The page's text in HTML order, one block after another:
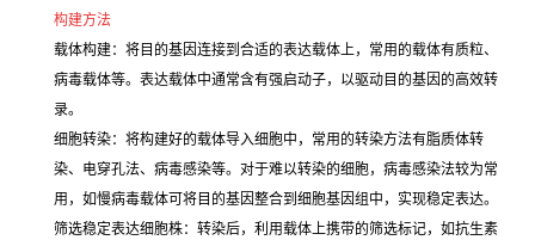
构建方法
载体构建：将目的基因连接到合适的表达载体上，常用的载体有质粒、
病毒载体等。表达载体中通常含有强启动子，以驱动目的基因的高效转
录。
细胞转染：将构建好的载体导入细胞中，常用的转染方法有脂质体转
染、电穿孔法、病毒感染等。对于难以转染的细胞，病毒感染法较为常
用，如慢病毒载体可将目的基因整合到细胞基因组中，实现稳定表达。
筛选稳定表达细胞株：转染后，利用载体上携带的筛选标记，如抗生素